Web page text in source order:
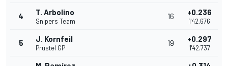
4 T. Arbolino
Snipers Team
16 +0.236
1'42.676
5 J. Kornfeil
Prustel GP
19 +0.297
1'42.737